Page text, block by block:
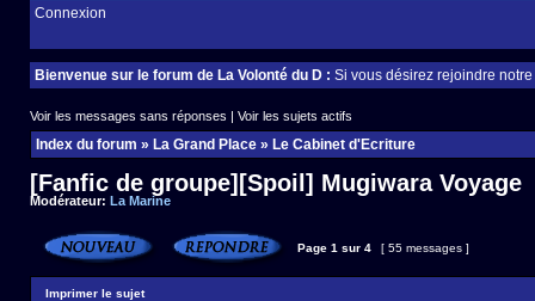
Connexion
Bienvenue sur le forum de La Volonté du D : Si vous désirez rejoindre
Voir les messages sans réponses | Voir les sujets actifs
Index du forum » La Grand Place » Le Cabinet d'Ecriture
[Fanfic de groupe][Spoil] Mugiwara Voyage
Modérateur: La Marine
Page 1 sur 4 [ 55 messages ]
Imprimer le sujet